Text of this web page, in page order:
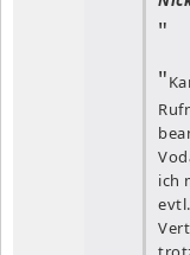
ich